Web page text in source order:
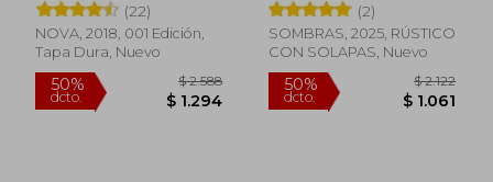
(22)
NOVA, 2018, 001 Edición,
Tapa Dura, Nuevo
(2)
SOMBRAS, 2025, RÚSTICO
CON SOLAPAS, Nuevo